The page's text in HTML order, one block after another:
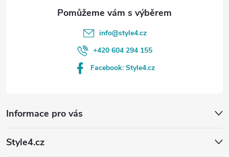
Informace pro vás
Style4.cz
info@style4.cz
+420 604 294 155
Facebook: Style4.cz